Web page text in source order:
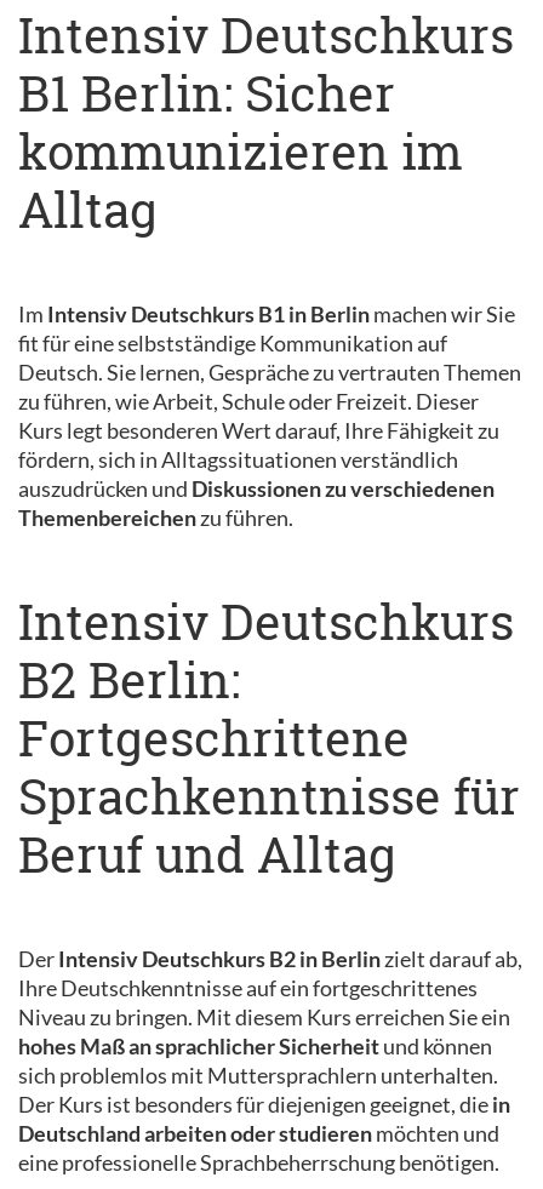
Intensiv Deutschkurs
B1 Berlin: Sicher
kommunizieren im
Alltag
Im Intensiv Deutschkurs B1 in Berlinmachen wir Sie
fit für eine selbstständige Kommunikation auf
Deutsch. Sie lernen, Gespräche zu vertrauten Themen
zu führen, wie Arbeit, Schule oder Freizeit. Dieser
Kurs legt besonderen Wert darauf, Ihre Fähigkeit zu
fördern, sich in Alltagssituationen verständlich
auszudrücken und Diskussionen zu verschiedenen
Themenbereichenzu führen.
Intensiv Deutschkurs
B2 Berlin:
Fortgeschrittene
Sprachkenntnisse für
Beruf und Alltag
DerIntensiv Deutschkurs B2 in Berlinzielt darauf ab,
Ihre Deutschkenntnisse auf ein fortgeschrittenes
Niveau zu bringen. Mit diesem Kurs erreichen Sie ein
hohes Maß an sprachlicher Sicherheitund können
sich problemlos mit Muttersprachlern unterhalten.
Der Kurs ist besonders für diejenigen geeignet, diein
Deutschland arbeiten oder studierenmöchten und
eine professionelle Sprachbeherrschung benötigen.